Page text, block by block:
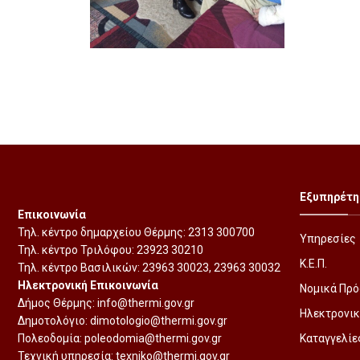
Επικοινωνία
Τηλ. κέντρο δημαρχείου Θέρμης: 2313 300700
Τηλ. κέντρο Τριλόφου: 23923 30210
Τηλ. κέντρο Βασιλικών: 23963 30023, 23963 30032
Ηλεκτρονική Επικοινωνία
Δήμος Θέρμης: info@thermi.gov.gr
Δημοτολόγιο: dimotologio@thermi.gov.gr
Πολεοδομία: poleodomia@thermi.gov.gr
Τεχνική υπηρεσία: texniko@thermi.gov.gr
Υπηρεσίες
Κ.Ε.Π.
Νομικά